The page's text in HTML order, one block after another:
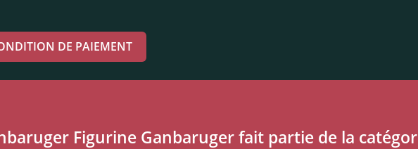
DE PAIEMENT
Figurine Ganbaruger fait partie de la